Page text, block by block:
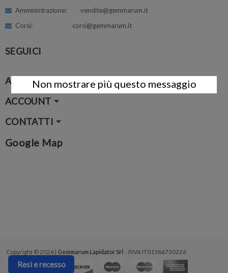
Amministrazione: vendite@gemmarum.it
Corsi: corsi@gemmarum.it
SEGUICI
AZIENDA
ACCOUNT
CONTATTI
Google Map
Copyright © 2026 | Gemmarum Lapidator Srl - P.IVA IT01586730226
Resi e recesso
Non mostrare più questo messaggio